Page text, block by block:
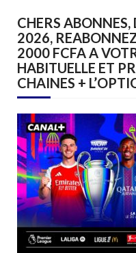
CHERS
2026,
2000 FCFA A
HABITUELLE ET
CHAINES +